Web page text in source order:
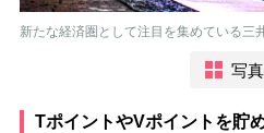
新たな経済圏として注目を集めている三
写
TポイントやVポイントを貯